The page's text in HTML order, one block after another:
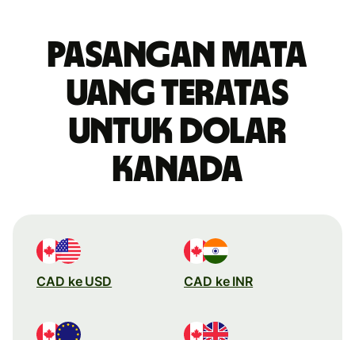
Pasangan mata
uang teratas
untuk dolar
Kanada
CAD ke USD CAD ke INR